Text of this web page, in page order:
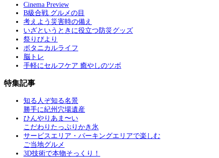
Cinema Preview
B級合戦 グルメの目
考えよう災害時の備え
いざというときに役立つ防災グッズ
祭りびより
ボタニカルライフ
脳トレ
手軽にセルフケア 癒やしのツボ
特集記事
知る人ぞ知る名景
勝手に紀州穴場遺産
ひんやりあま〜い
こだわりたっぷりかき氷
サービスエリア・パーキングエリアで楽しむ
ご当地グルメ
3D技術で本物そっくり！